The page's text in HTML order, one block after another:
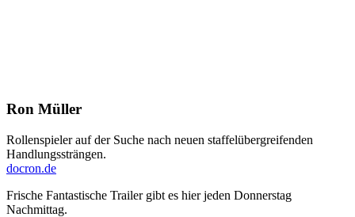
Ron Müller
Rollenspieler auf der Suche nach neuen staffelübergreifenden
Handlungssträngen.
docron.de
Frische Fantastische Trailer gibt es hier jeden Donnerstag
Nachmittag.